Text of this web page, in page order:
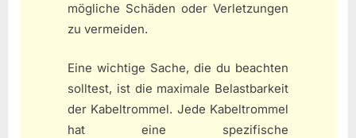
mögliche Schäden oder Verletzungen
zu vermeiden.
Eine wichtige Sache, die du beachten
solltest, ist die maximale Belastbarkeit
der Kabeltrommel. Jede Kabeltrommel
hat eine spezifische